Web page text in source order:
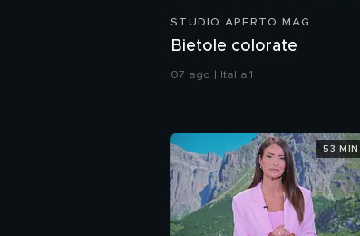
STUDIO APERTO MAG
Bietole colorate
07 ago | Italia 1
53 MIN